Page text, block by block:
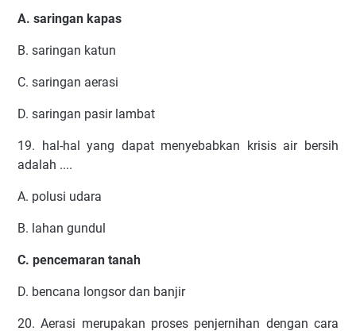
A. saringan kapas
B. saringan katun
C. saringan aerasi
D. saringan pasir lambat
19. hal-hal yang dapat menyebabkan krisis air bersih
adalah ....
A. polusi udara
B. lahan gundul
C. pencemaran tanah
D. bencana longsor dan banjir
20. Aerasi merupakan proses penjernihan dengan cara